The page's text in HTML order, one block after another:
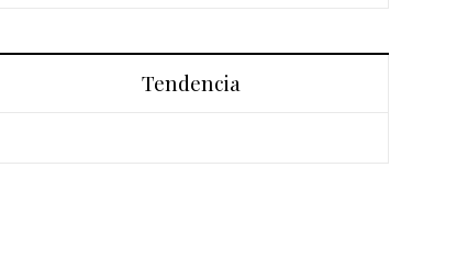
Tendencia